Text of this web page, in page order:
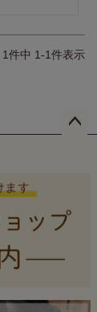
1件中 1-1件表示